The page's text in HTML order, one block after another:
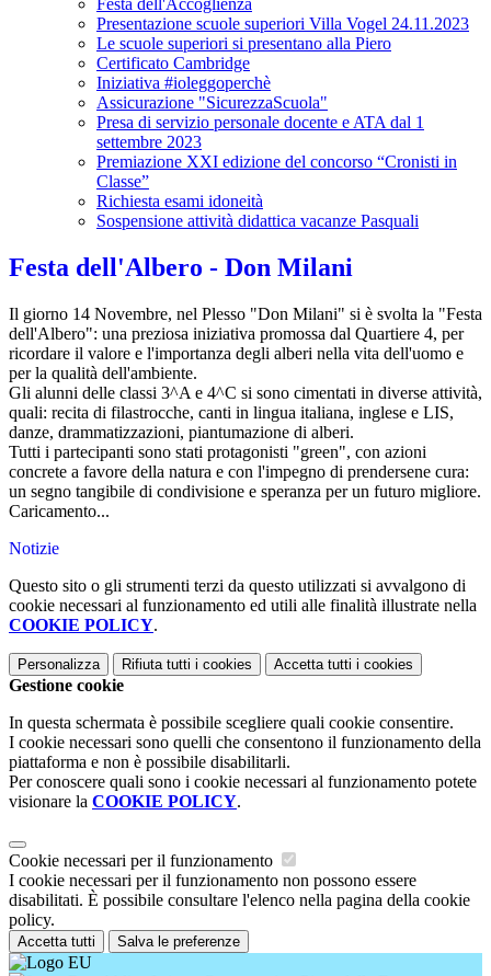
Festa dell'Accoglienza
Presentazione scuole superiori Villa Vogel 24.11.2023
Le scuole superiori si presentano alla Piero
Certificato Cambridge
Iniziativa #ioleggoperchè
Assicurazione "SicurezzaScuola"
Presa di servizio personale docente e ATA dal 1
settembre 2023
Premiazione XXI edizione del concorso “Cronisti in
Classe”
Richiesta esami idoneità
Sospensione attività didattica vacanze Pasquali
Festa dell'Albero - Don Milani
Il giorno 14 Novembre, nel Plesso "Don Milani" si è svolta la "Festa
dell'Albero": una preziosa iniziativa promossa dal Quartiere 4, per
ricordare il valore e l'importanza degli alberi nella vita dell'uomo e
per la qualità dell'ambiente.
Gli alunni delle classi 3^A e 4^C si sono cimentati in diverse attività,
quali: recita di filastrocche, canti in lingua italiana, inglese e LIS,
danze, drammatizzazioni, piantumazione di alberi.
Tutti i partecipanti sono stati protagonisti "green", con azioni
concrete a favore della natura e con l'impegno di prendersene cura:
un segno tangibile di condivisione e speranza per un futuro migliore.
Caricamento...
Notizie
Questo sito o gli strumenti terzi da questo utilizzati si avvalgono di
cookie necessari al funzionamento ed utili alle finalità illustrate nella
COOKIE POLICY.
Personalizza Rifiuta tutti i cookies Accetta tutti i cookies
Gestione cookie
In questa schermata è possibile scegliere quali cookie consentire.
I cookie necessari sono quelli che consentono il funzionamento della
piattaforma e non è possibile disabilitarli.
Per conoscere quali sono i cookie necessari al funzionamento potete
visionare la COOKIE POLICY.
Cookie necessari per il funzionamento
I cookie necessari per il funzionamento non possono essere
disabilitati. È possibile consultare l'elenco nella pagina della cookie
policy.
Accetta tutti Salva le preferenze